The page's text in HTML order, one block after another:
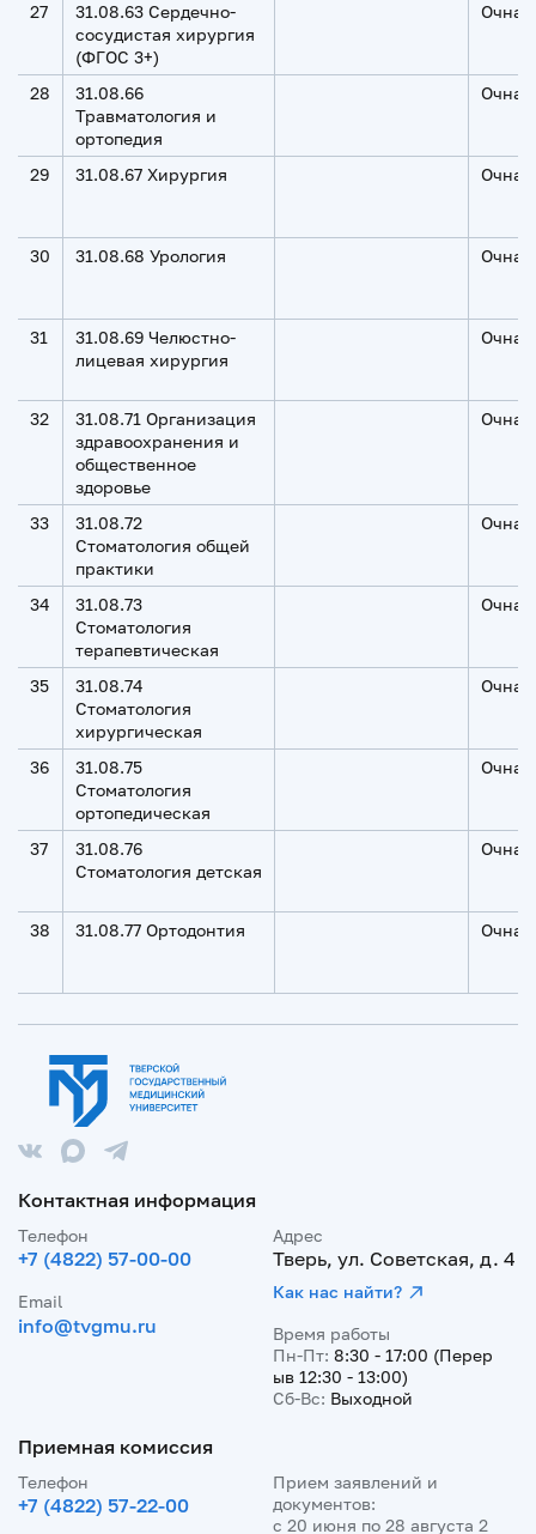
27
31.08.63 Сердечно-
сосудистая хирургия
(ФГОС 3+)
Очная
28
31.08.66
Травматология и
ортопедия
Очная
29 31.08.67 Хирургия Очная
30 31.08.68 Урология Очная
31
31.08.69 Челюстно-
лицевая хирургия
Очная
32
31.08.71 Организация
здравоохранения и
общественное
здоровье
Очная
33
31.08.72
Стоматология общей
практики
Очная
34
31.08.73
Стоматология
терапевтическая
Очная
35
31.08.74
Стоматология
хирургическая
Очная
36
31.08.75
Стоматология
ортопедическая
Очная
37
31.08.76
Стоматология детская
Очная
38 31.08.77 Ортодонтия Очная
Контактная информация
Телефон
+7 (4822) 57-00-00
Email
info@tvgmu.ru
Адрес
Тверь, ул. Советская, д. 4
Как нас найти?
Время работы
Пн-Пт: 8:30 - 17:00 (Перер
ыв 12:30 - 13:00)
Сб-Вс: Выходной
Приемная комиссия
Телефон
+7 (4822) 57-22-00
Прием заявлений и
документов:
с 20 июня по 28 августа 2